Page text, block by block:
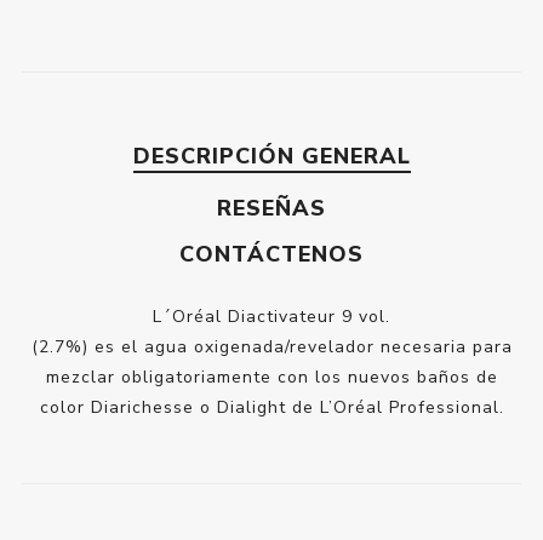
DESCRIPCIÓN GENERAL
RESEÑAS
CONTÁCTENOS
L´Oréal Diactivateur 9 vol.
(2.7%) es el agua oxigenada/revelador necesaria para
mezclar obligatoriamente con los nuevos baños de
color Diarichesse o Dialight de L’Oréal Professional.